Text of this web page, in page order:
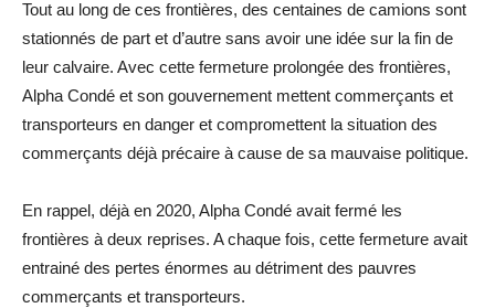
Tout au long de ces frontières, des centaines de camions sont
stationnés de part et d’autre sans avoir une idée sur la fin de
leur calvaire. Avec cette fermeture prolongée des frontières,
Alpha Condé et son gouvernement mettent commerçants et
transporteurs en danger et compromettent la situation des
commerçants déjà précaire à cause de sa mauvaise politique.
En rappel, déjà en 2020, Alpha Condé avait fermé les
frontières à deux reprises. A chaque fois, cette fermeture avait
entrainé des pertes énormes au détriment des pauvres
commerçants et transporteurs.